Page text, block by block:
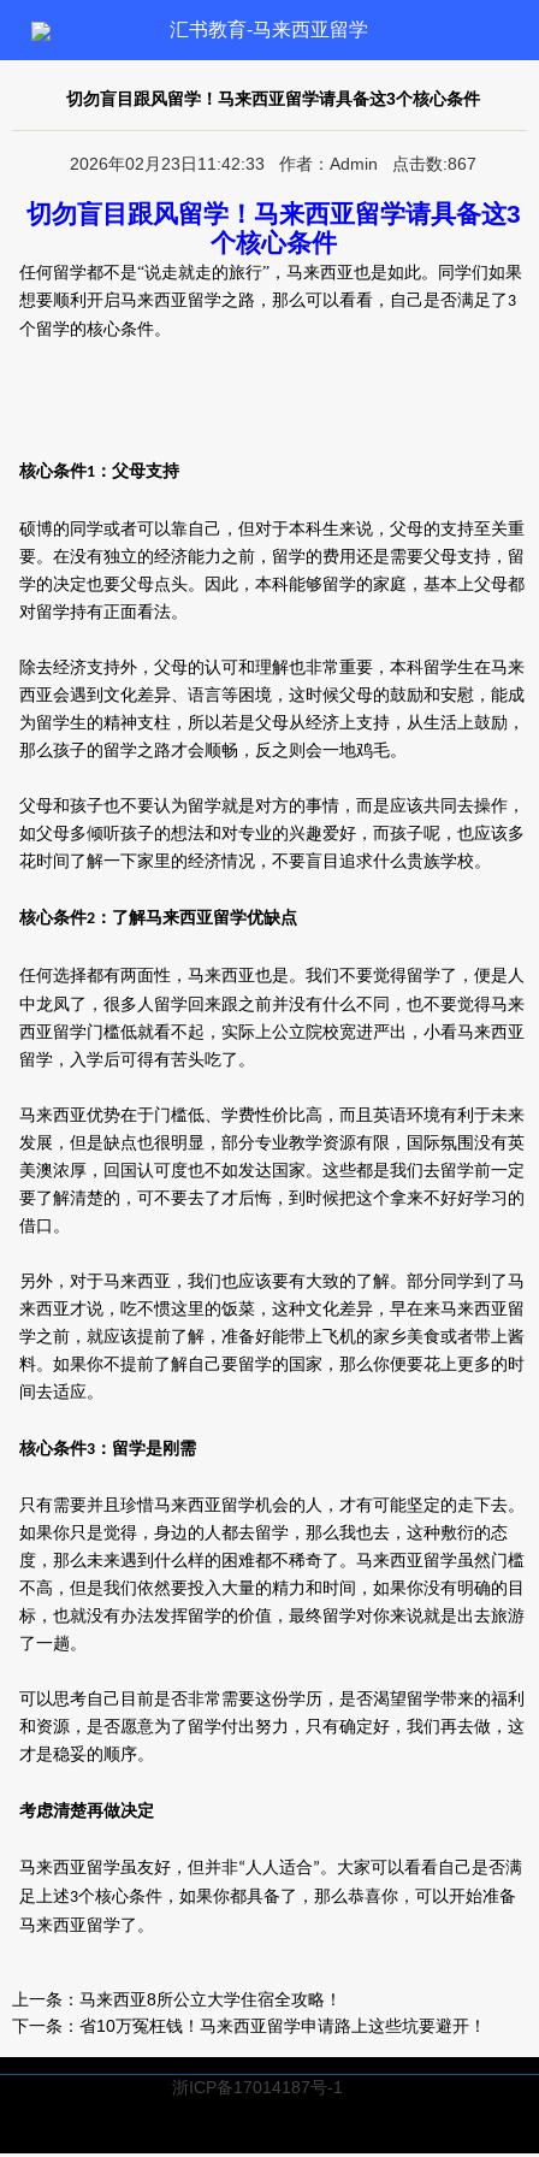
汇书教育-马来西亚留学
切勿盲目跟风留学！马来西亚留学请具备这3个核心条件
2026年02月23日11:42:33 作者：Admin 点击数:867
切勿盲目跟风留学！马来西亚留学请具备这3
个核心条件
任何留学都不是“说走就走的旅行”，马来西亚也是如此。同学们如果
想要顺利开启马来西亚留学之路， 那么可以看看，自己是否满足 了 3
个留学的核心条件。
核心条件1 ：父母支持
硕博的同学或者可以靠自己，但对于本科生来说，父母的支持至关重
要。在没有独立的经济能力之前，留学的费用还是需要父母支持，留
学的决定也要父母点头。因此，本科能够留学的家庭，基本上父母都
对留学持有正面看法。
除去经济支持外，父母的认可和理解也非常重要，本科留学生在马来
西亚会遇到文化差异、语言等困境，这时候父母的鼓励和安慰，能成
为留学生的精神支柱，所以若是父母从经济上支持，从生活上鼓励，
那么孩子的留学之路才会顺畅，反之则会一地鸡毛。
父母和孩子也不要认为留学就是对方的事情，而是应该共同去操作，
如父母多倾听孩子的想法和对专业的兴趣爱好，而孩子呢，也应该多
花时间了解一下家里的经济情况，不要盲目追求什么贵族学校。
核心条件2 ： 了解马来西亚留学优缺点
任何选择都有两面性，马来西亚也是。 我们不要觉得留学了，便是人
中龙凤了，很多人留学回来跟之前并没有什么不同，也不要觉得马来
西亚留学门槛低就看不起，实际上公立院校宽进严出，小看马来西亚
留学，入学后可得有苦头吃了。
马来西亚优势在于门槛低、学费性价比高，而且英语环境有利于未来
发展，但是缺点也很明显，部分专业教学资源有限，国际氛围没有英
美澳浓厚，回国认可度也不如发达国家。这些都是我们去留学前一定
要了解清楚的，可不要去了才后悔，到时候把这个拿来不好好学习的
借口。
另外，对于马来西亚，我们也应该要有大致的了解。部分同学到了马
来西亚才说，吃不惯这里的饭菜，这种文化差异，早在来马来西亚留
学之前，就应该提前了解，准备好能带上飞机的家乡美食或者带上酱
料。如果你不提前了解自己要留学的国家，那么你便要花上更多的时
间去适应。
核心条件3 ： 留学是刚需
只有需要并且珍惜马来西亚留学机会的人，才有可能坚定的走下去。
如果你只是觉得，身边的人都去留学，那么我也去，这种敷衍的态
度，那么未来遇到什么样的困难都不稀奇了。马来西亚留学虽然门槛
不高，但是我们依然要投入大量的精力和时间，如果你没有明确的目
标，也就没有办法发挥留学的价值，最终留学对你来说就是出去旅游
了一趟。
可以思考自己目前是否非常需要这份学历，是否渴望留学带来的福利
和资源，是否愿意为了留学付出努力，只有确定好，我们再去做，这
才是稳妥的顺序。
考虑清楚再做决定
马来西亚留学虽友好，但并非“ 人人适合”。 大家可以看看自己是否满
足上述3个核心条件， 如果你都具备了，那么恭喜你，可以开始准备
马来西亚留学了。
上一条： 马来西亚8所公立大学住宿全攻略！
下一条： 省10万冤枉钱！马来西亚留学申请路上这些坑要避开！
浙ICP备17014187号-1